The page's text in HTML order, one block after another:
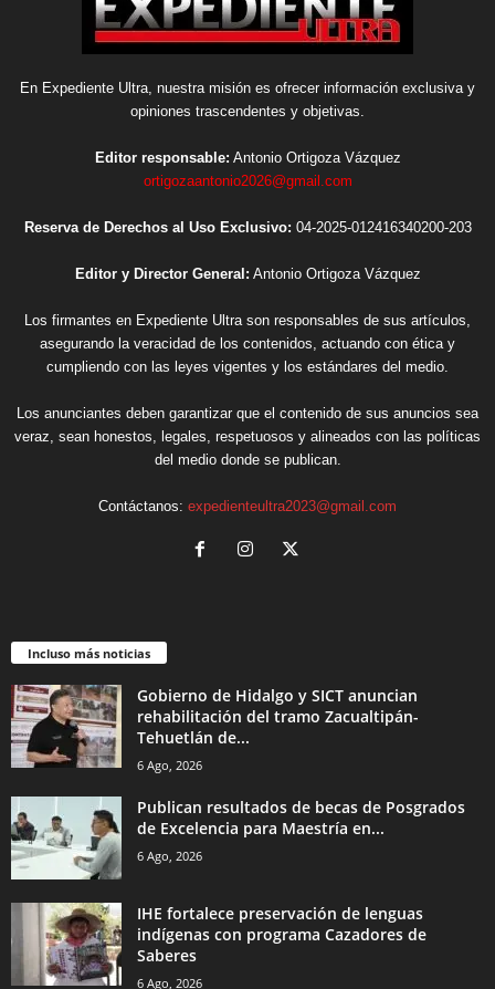
En Expediente Ultra, nuestra misión es ofrecer información exclusiva y
opiniones trascendentes y objetivas.
Editor responsable: Antonio Ortigoza Vázquez
ortigozaantonio2026@gmail.com
Reserva de Derechos al Uso Exclusivo: 04-2025-012416340200-203
Editor y Director General: Antonio Ortigoza Vázquez
Los firmantes en Expediente Ultra son responsables de sus artículos,
asegurando la veracidad de los contenidos, actuando con ética y
cumpliendo con las leyes vigentes y los estándares del medio.
Los anunciantes deben garantizar que el contenido de sus anuncios sea
veraz, sean honestos, legales, respetuosos y alineados con las políticas
del medio donde se publican.
Contáctanos: expedienteultra2023@gmail.com
Incluso más noticias
Gobierno de Hidalgo y SICT anuncian
rehabilitación del tramo Zacualtipán-
Tehuetlán de...
6 Ago, 2026
Publican resultados de becas de Posgrados
de Excelencia para Maestría en...
6 Ago, 2026
IHE fortalece preservación de lenguas
indígenas con programa Cazadores de
Saberes
6 Ago, 2026